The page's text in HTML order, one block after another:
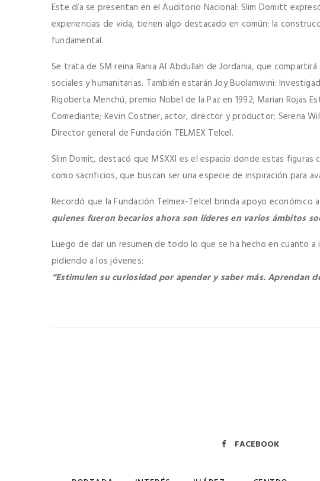
Este día se presentan en el Auditorio Nacional: Slim Domitt
experiencias de vida, tienen algo destacado en común: la
fundamental.
Se trata de SM reina Rania Al Abdullah de Jordania, que
sociales y humanitarias. También estarán Joy Buolamwini:
Rigoberta Menchú, premio Nobel de la Paz en 1992; Marian Rojas
Comediante; Kevin Costner, actor, director y productor; Serena
Director general de Fundación TELMEX Telcel.
Slim Domit, destacó que MSXXI es el espacio donde estas figuras
como sacrificios, que buscan ser una especie de inspiración para
Recordó que la Fundación Telmex-Telcel brinda apoyo económico
quienes fueron becarios ahora son líderes en varios ámbitos
Luego de dar un resumen de todo lo que se ha hecho en cuanto a
pidiendo a los jóvenes:
“Estimulen su curiosidad por apender y saber más. Aprendan
FACEBOOK